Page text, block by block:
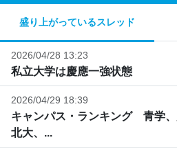
盛り上がっているスレッド
2026/04/28 13:23
私立大学は慶應一強状態
2026/04/29 18:39
キャンパス・ランキング 青学
北大、...